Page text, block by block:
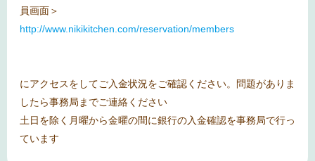
員画面＞
http://www.nikikitchen.com/reservation/members
にアクセスをしてご入金状況をご確認ください。問題がありま
したら事務局までご連絡ください
土日を除く月曜から金曜の間に銀行の入金確認を事務局で行っ
ています